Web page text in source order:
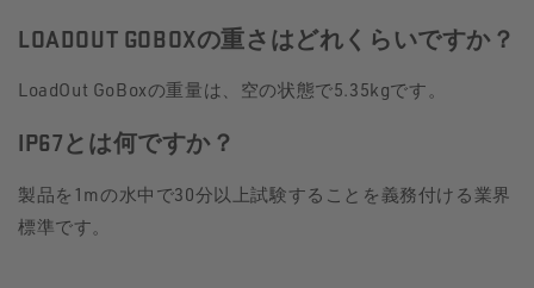
LOADOUT GOBOXの重さはどれくらいですか？
LoadOut GoBoxの重量は、空の状態で5.35kgです。
IP67とは何ですか？
製品を1mの水中で30分以上試験することを義務付ける業界
標準です。